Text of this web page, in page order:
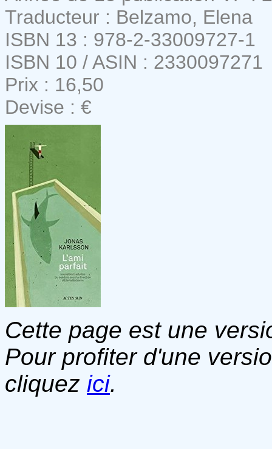
Traducteur : Belzamo, Elena
ISBN 13 : 978-2-33009727-1
ISBN 10 / ASIN : 2330097271
Prix : 16,50
Devise : €
Cette page est une
Pour profiter d'une
cliquez ici.